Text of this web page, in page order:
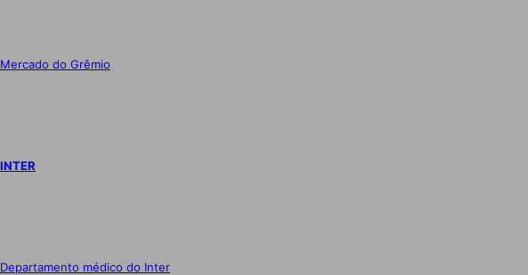
Mercado do Grêmio
INTER
Departamento médico do Inter